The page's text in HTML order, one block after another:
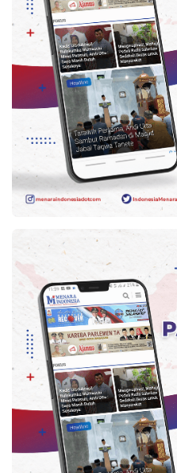
©
Copyright
2026
Menara
Indonesia
All
Reserve